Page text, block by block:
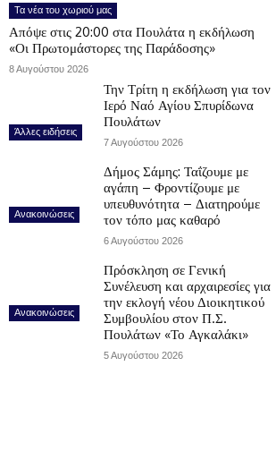
Τα νέα του χωριού μας
Απόψε στις 20:00 στα Πουλάτα η εκδήλωση
«Οι Πρωτομάστορες της Παράδοσης»
8 Αυγούστου 2026
Άλλες ειδήσεις
Την Τρίτη η εκδήλωση για τον
Ιερό Ναό Αγίου Σπυρίδωνα
Πουλάτων
7 Αυγούστου 2026
Ανακοινώσεις
Δήμος Σάμης: Ταΐζουμε με
αγάπη – Φροντίζουμε με
υπευθυνότητα – Διατηρούμε
τον τόπο μας καθαρό
6 Αυγούστου 2026
Ανακοινώσεις
Πρόσκληση σε Γενική
Συνέλευση και αρχαιρεσίες για
την εκλογή νέου Διοικητικού
Συμβουλίου στον Π.Σ.
Πουλάτων «Το Αγκαλάκι»
5 Αυγούστου 2026